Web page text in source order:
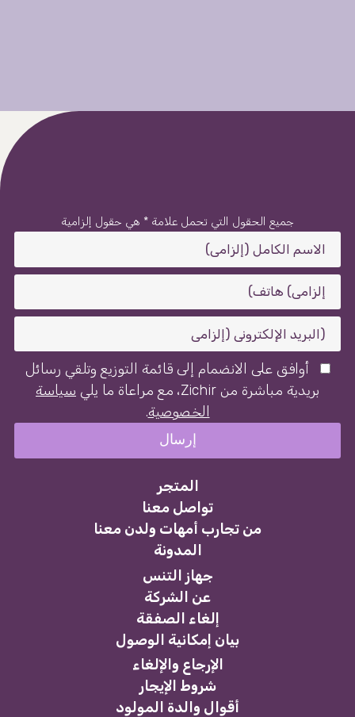
المتجر
تواصل معنا
من تجارب أمهات ولدن معنا
المدونة
جهاز التنس
عن الشركة
إلغاء الصفقة
بيان إمكانية الوصول
الإرجاع والإلغاء
شروط الإيجار
أقوال والدة المولود
جميع الحقول التي تحمل علامة * هي حقول إلزامية
أوافق على الانضمام إلى قائمة التوزيع وتلقي رسائل
بريدية مباشرة من Zichir، مع مراعاة ما يلي
سياسة
الخصوصية.